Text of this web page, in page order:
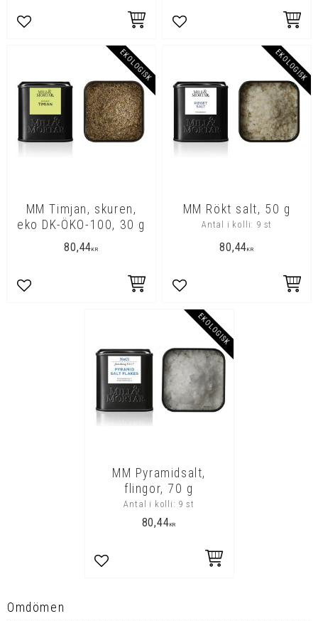
Omdömen
Lägg till i favoriter Lägg till i favoriter
MM Timjan, skuren,
eko DK-ÖKO-100, 30 g
80,44KR
EKOLOGISK
Lägg till i favoriter
MM Rökt salt, 50 g
Antal i kolli: 9 st
80,44KR
EKOLOGISK
Lägg till i favoriter
MM Pyramidsalt,
flingor, 70 g
Antal i kolli: 9 st
80,44KR
EKOLOGISK
Lägg till i favoriter